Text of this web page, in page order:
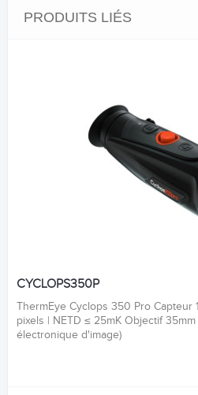
PRODUITS LIÉS
CYCLOPS350P
ThermEye Cyclops 350 Pro Capteur
pixels | NETD ≤ 25mK Objectif
électronique d'image)